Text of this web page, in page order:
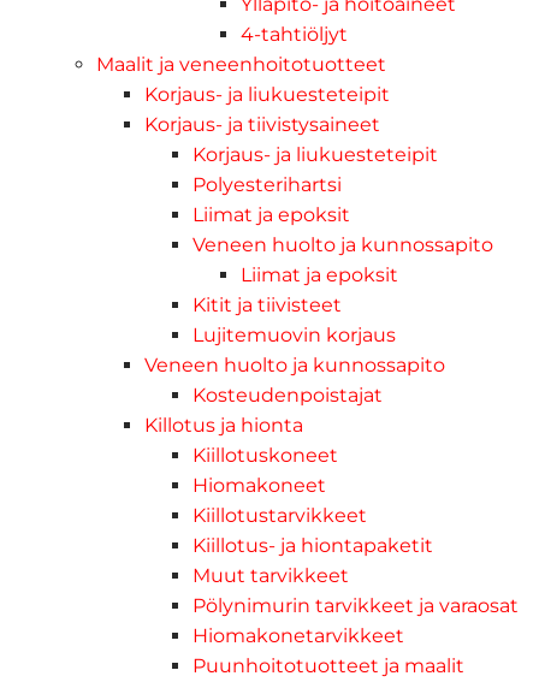
4-tahtiöljyt
Maalit ja veneenhoitotuotteet
Korjaus- ja liukuesteteipit
Korjaus- ja tiivistysaineet
Korjaus- ja liukuesteteipit
Polyesterihartsi
Liimat ja epoksit
Veneen huolto ja kunnossapito
Liimat ja epoksit
Kitit ja tiivisteet
Lujitemuovin korjaus
Veneen huolto ja kunnossapito
Kosteudenpoistajat
Killotus ja hionta
Kiillotuskoneet
Hiomakoneet
Kiillotustarvikkeet
Kiillotus- ja hiontapaketit
Muut tarvikkeet
Pölynimurin tarvikkeet ja varaosat
Hiomakonetarvikkeet
Puunhoitotuotteet ja maalit